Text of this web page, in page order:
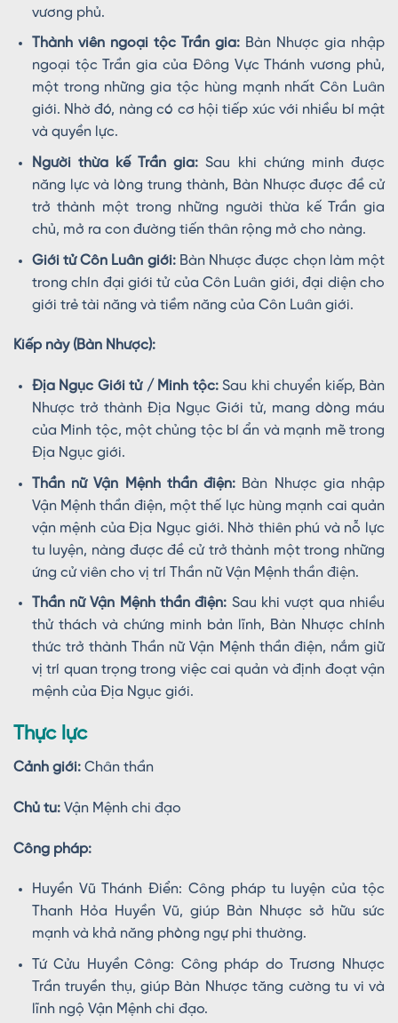
vương phủ.
Thành viên ngoại tộc Trần gia:Bàn Nhược gia nhập
ngoại tộc Trần gia của Đông Vực Thánh vương phủ,
một trong những gia tộc hùng mạnh nhất Côn Luân
giới. Nhờ đó, nàng có cơ hội tiếp xúc với nhiều bí mật
và quyền lực.
Người thừa kế Trần gia: Sau khi chứng minh được
năng lực và lòng trung thành, Bàn Nhược được đề cử
trở thành một trong những người thừa kế Trần gia
chủ, mở ra con đường tiến thân rộng mở cho nàng.
Giới tử Côn Luân giới:Bàn Nhược được chọn làm một
trong chín đại giới tử của Côn Luân giới, đại diện cho
giới trẻ tài năng và tiềm năng của Côn Luân giới.
Kiếp này (Bàn Nhược):
Địa Ngục Giới tử / Minh tộc:Sau khi chuyển kiếp, Bàn
Nhược trở thành Địa Ngục Giới tử, mang dòng máu
của Minh tộc, một chủng tộc bí ẩn và mạnh mẽ trong
Địa Ngục giới.
Thần nữ Vận Mệnh thần điện: Bàn Nhược gia nhập
Vận Mệnh thần điện, một thế lực hùng mạnh cai quản
vận mệnh của Địa Ngục giới. Nhờ thiên phú và nỗ lực
tu luyện, nàng được đề cử trở thành một trong những
ứng cử viên cho vị trí Thần nữ Vận Mệnh thần điện.
Thần nữ Vận Mệnh thần điện: Sau khi vượt qua nhiều
thử thách và chứng minh bản lĩnh, Bàn Nhược chính
thức trở thành Thần nữ Vận Mệnh thần điện, nắm giữ
vị trí quan trọng trong việc cai quản và định đoạt vận
mệnh của Địa Ngục giới.
Thực lực
Cảnh giới: Chân thần
Chủ tu: Vận Mệnh chi đạo
Công pháp:
Huyền Vũ Thánh Điển: Công pháp tu luyện của tộc
Thanh Hỏa Huyền Vũ, giúp Bàn Nhược sở hữu sức
mạnh và khả năng phòng ngự phi thường.
Tứ Cửu Huyền Công: Công pháp do Trương Nhược
Trần truyền thụ, giúp Bàn Nhược tăng cường tu vi và
lĩnh ngộ Vận Mệnh chi đạo.